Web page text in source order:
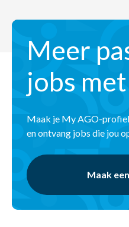
Meer
jobs
Maak je My AGO-
en ontvang jobs die jou
Maak